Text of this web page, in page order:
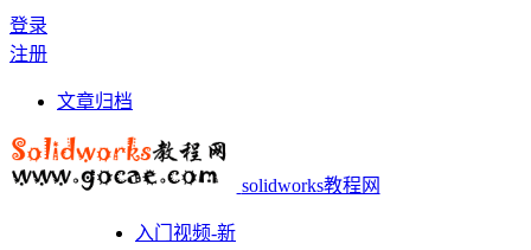
登录
注册
文章归档
solidworks教程网
入门视频-新